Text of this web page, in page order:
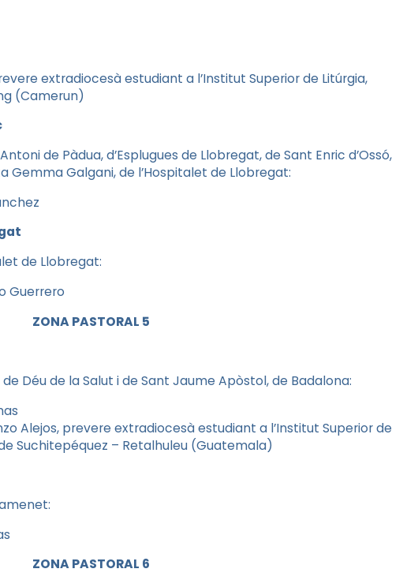
extradiocesà estudiant a l’Institut Superior de Litúrgia,
(Camerun)
de Pàdua, d’Esplugues de Llobregat, de Sant Enric d’Ossó,
Gemma Galgani, de l’Hospitalet de Llobregat:
de Llobregat:
Guerrero
ZONA PASTORAL 5
Déu de la Salut i de Sant Jaume Apòstol, de Badalona:
Alejos, prevere extradiocesà estudiant a l’Institut Superior de
Suchitepéquez – Retalhuleu (Guatemala)
ZONA PASTORAL 6